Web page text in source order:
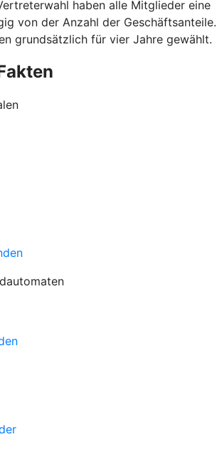
haben alle Mitglieder eine
von der Anzahl der Geschäftsanteile.
grundsätzlich für vier Jahre gewählt.